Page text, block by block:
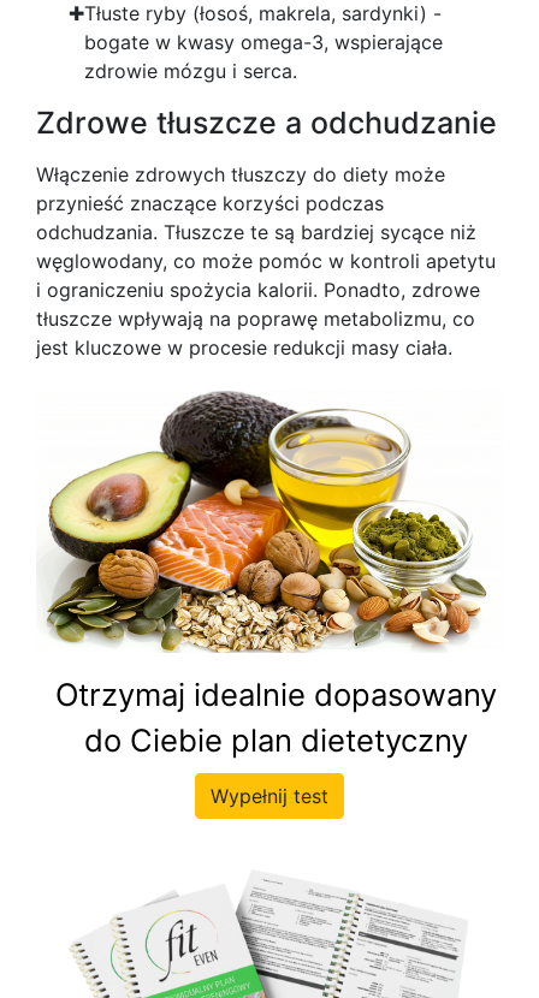
Tłuste ryby (łosoś, makrela, sardynki) -
bogate w kwasy omega-3, wspierające
zdrowie mózgu i serca.
Zdrowe tłuszcze a odchudzanie
Włączenie zdrowych tłuszczy do diety może
przynieść znaczące korzyści podczas
odchudzania. Tłuszcze te są bardziej sycące niż
węglowodany, co może pomóc w kontroli apetytu
i ograniczeniu spożycia kalorii. Ponadto, zdrowe
tłuszcze wpływają na poprawę metabolizmu, co
jest kluczowe w procesie redukcji masy ciała.
Otrzymaj idealnie dopasowany
do Ciebie plan dietetyczny
Wypełnij test